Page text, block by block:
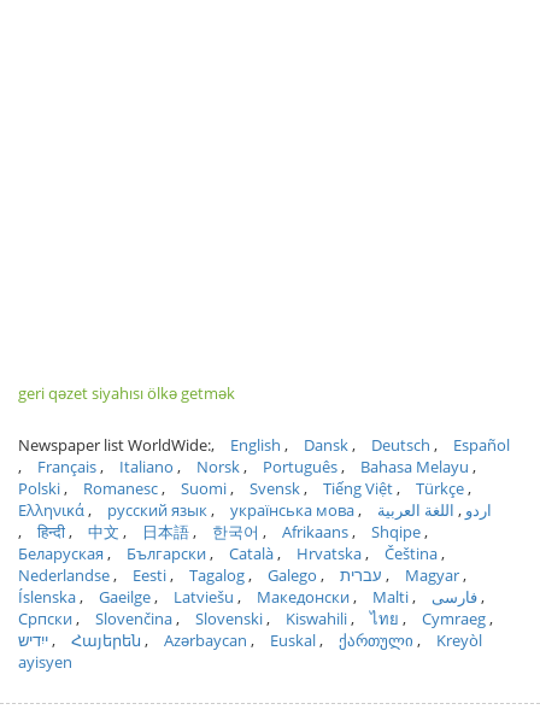
geri qəzet siyahısı ölkə getmək
Newspaper list WorldWide: English Dansk Deutsch
Español
Français
Italiano Norsk Português
Bahasa Melayu
Polski
Romanesc Suomi Svensk Tiếng Việt
Türkçe
Ελληνικά
русский язык українська мова اردو
اللغة العربية
हिन्दी
中文 日本語 한국어 Afrikaans
Shqipe
Беларуская
Български Català Hrvatska
Čeština
Nederlandse
Eesti Tagalog Galego עברית
Magyar
Íslenska
Gaeilge Latviešu Македонски Malti
فارسی
Српски
Slovenčina Slovenski Kiswahili ไทย
Cymraeg
ייִדיש
Հայերեն Azərbaycan Euskal ქართული
Kreyòl
ayisyen